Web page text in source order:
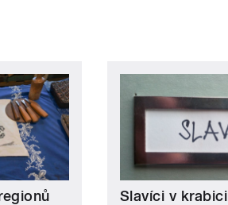
Slavíci v krabici